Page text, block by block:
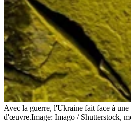
Avec la guerre, l'Ukraine fait face à
d'œuvre.Image: Imago / Shutterstock,